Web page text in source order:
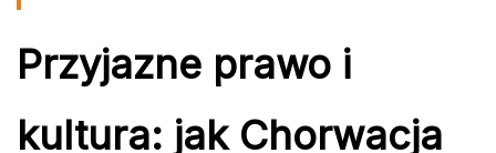
Przyjazne prawo i
kultura: jak Chorwacja